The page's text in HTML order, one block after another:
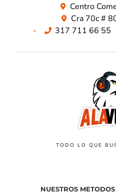
Centro
Cra 70c #
317 711 66 55
TODO LO QUE
NUESTROS